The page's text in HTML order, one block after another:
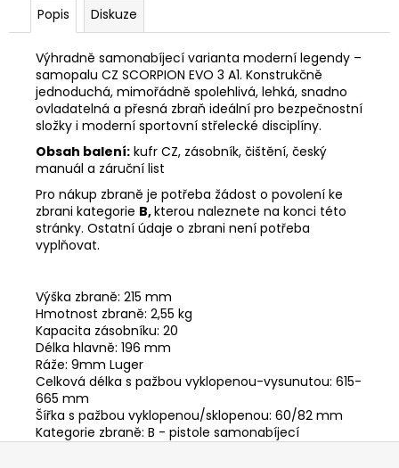
Popis Diskuze
Výhradně samonabíjecí varianta moderní legendy –
samopalu CZ SCORPION EVO 3 A1. Konstrukčně
jednoduchá, mimořádně spolehlivá, lehká, snadno
ovladatelná a přesná zbraň ideální pro bezpečnostní
složky i moderní sportovní střelecké disciplíny.
Obsah balení: kufr CZ, zásobník, čištění, český
manuál a záruční list
Pro nákup zbraně je potřeba žádost o povolení ke
zbrani kategorie B,kterou naleznete na konci této
stránky. Ostatní údaje o zbrani není potřeba
vyplňovat.
Výška zbraně: 215 mm
Hmotnost zbraně: 2,55 kg
Kapacita zásobníku: 20
Délka hlavně: 196 mm
Ráže: 9mm Luger
Celková délka s pažbou vyklopenou-vysunutou: 615-
665 mm
Šířka s pažbou vyklopenou/sklopenou: 60/82 mm
Kategorie zbraně: B - pistole samonabíjecí
290
Z